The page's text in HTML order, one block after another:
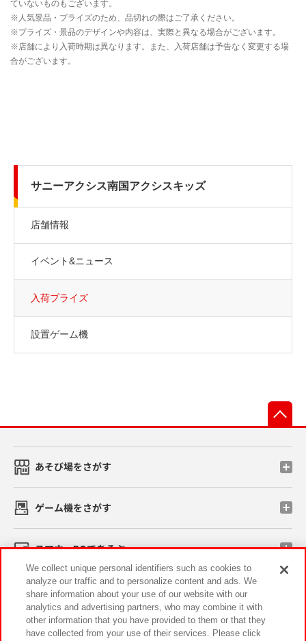
サニーアクシス南国アクシスキッズ
店舗情報
イベント&ニュース
入荷プライズ
設置ゲーム機
あそび場をさがす
ゲーム機をさがす
スマホ・PCであそぶ
イベント・キャンペーン
We collect unique personal identifiers such as cookies to
analyze our traffic and to personalize content and ads. We
share information about your use of our website with our
analytics and advertising partners, who may combine it with
other information that you have provided to them or that they
have collected from your use of their services. Please click